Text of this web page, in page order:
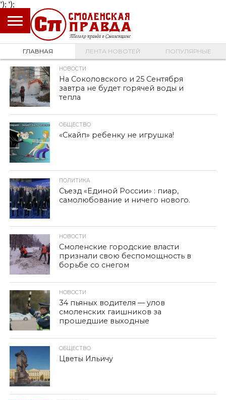
');
ГЛАВНАЯ
НОВОСТИ
ПРОИСШЕСТВИЯ
ПОЛИТИКА
КУЛЬТУРА
ЭКОНОМИКА
ОБЩЕСТВО
БЛОГИ
ГЛАВНАЯ ЛЕНТА НОВОТЕЙ ПОПУЛЯРНЫЕ
НОВОСТИ
На Соколовского и 25 Сентября
завтра не будет горячей воды и
тепла
ОБЩЕСТВО
«Скайп» ребенку не игрушка!
ПОЛИТИКА
Съезд «Единой России» : пиар,
самолюбование и ничего нового.
НОВОСТИ
Смоленские городские власти
признали свою беспомощность в
борьбе со снегом
НОВОСТИ
34 пьяных водителя — улов
смоленских гаишников за
прошедшие выходные
ОБЩЕСТВО
Цветы Ильичу
');